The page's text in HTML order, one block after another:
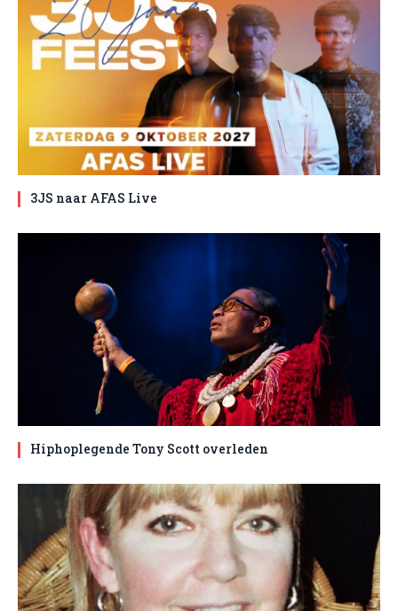
3JS naar AFAS Live
Hiphoplegende Tony Scott overleden